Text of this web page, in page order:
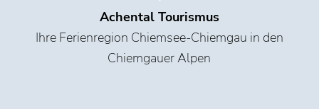
Achental Tourismus
Ihre Ferienregion Chiemsee-Chiemgau in den
Chiemgauer Alpen